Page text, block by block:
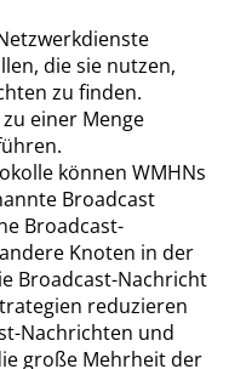
die sie nutzen,
zu finden.
einer Menge
können WMHNs
Broadcast
Broadcast-
Knoten in der
Broadcast-Nachricht
reduzieren
Nachrichten und
große Mehrheit der